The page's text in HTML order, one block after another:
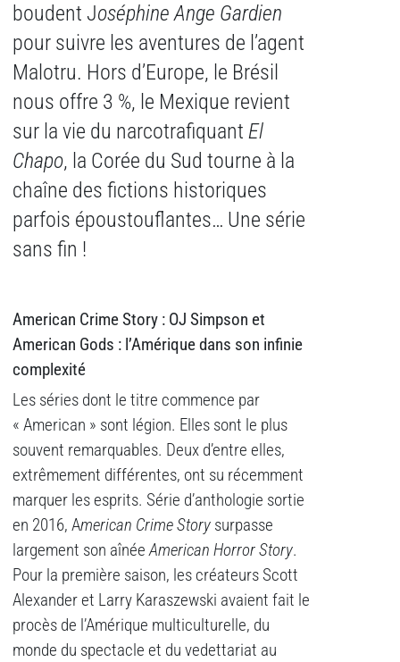
boudent Joséphine Ange Gardien
pour suivre les aventures de l’agent
Malotru. Hors d’Europe, le Brésil
nous offre 3 %, le Mexique revient
sur la vie du narcotrafiquant El
Chapo, la Corée du Sud tourne à la
chaîne des fictions historiques
parfois époustouflantes… Une série
sans fin !
American Crime Story : OJ Simpson et
American Gods : l’Amérique dans son infinie
complexité
Les séries dont le titre commence par
« American » sont légion. Elles sont le plus
souvent remarquables. Deux d’entre elles,
extrêmement différentes, ont su récemment
marquer les esprits. Série d’anthologie sortie
en 2016, American Crime Story surpasse
largement son aînéeAmerican Horror Story.
Pour la première saison, les créateurs Scott
Alexander et Larry Karaszewski avaient fait le
procès de l’Amérique multiculturelle, du
monde du spectacle et du vedettariat au